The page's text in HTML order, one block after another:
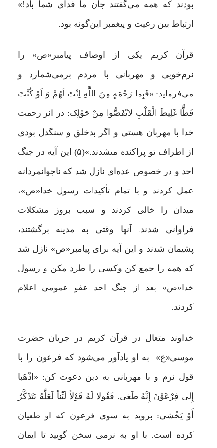
بودند که همه می‌گفتند جان ما فدای شما باد!»
ارتباط بین رعیت و پیغمبر این‌گونه بود.
قرآن‌ کریم یکی از اوصاف پیامبر«ص» را
نرم‌خویی و مهربانی با مردم برمی‌شمارد و
می‌فرماید: «فَبِما رَحْمَهٍ مِنَ اللَّهِ لِنْتَ لَهُمْ وَ لَوْ کُنْتَ
فَظًّا غَلِیظَ الْقَلْبِ لانْفَضُّوا مِنْ حَوْلِک: در اثر رحمت
خدا با مهربان هستی و اگر بدخلق و سنگدل بودى
از اطراف تو پراکنده مى‏شدند.»(۵) این آیه در جنگ
احد و در خصوص عده‌ای نازل شد که ناجوانمردانه
عمل کردند و با تمام تأکیدات رسول خدا«ص»،
میدان را خالی کردند و سبب بروز مشکلات
فراوانی شدند. آنها وقتی به مدینه برگشتند،
پشیمان شدند و این آیه برای پیامبر«ص» نازل شد
که همه را جمع کن وکسی را طرد مکن و رسول
خدا«ص» بعد از جنگ احد عفو عمومی اعلام
کردند.
خداوند متعال در قرآن کریم در جریان حضرت
موسی«ع» به او یادآور می‌شود که فرعون را با
قول نرم و با مهربانی به دین دعوت کن: «اذْهَبا
إِلى‏ فِرْعَوْنَ إِنَّهُ طَغى‏. فَقُولا لَهُ قَوْلاً لَیِّناً لَعَلَّهُ یَتَذَکَّرُ
أَوْ یَخْشى: بروید به سوى فرعون که او طغیان
کرده است. با او به نرمى سخن گویید تا ایمان